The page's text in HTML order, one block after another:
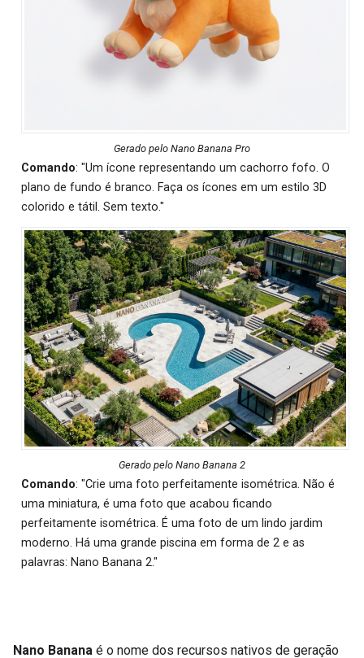
Gerado pelo Nano Banana Pro
Comando: "Um ícone representando um cachorro fofo. O
plano de fundo é branco. Faça os ícones em um estilo 3D
colorido e tátil. Sem texto."
Gerado pelo Nano Banana 2
Comando: "Crie uma foto perfeitamente isométrica. Não é
uma miniatura, é uma foto que acabou ficando
perfeitamente isométrica. É uma foto de um lindo jardim
moderno. Há uma grande piscina em forma de 2 e as
palavras: Nano Banana 2."
Nano Banana é o nome dos recursos nativos de geração